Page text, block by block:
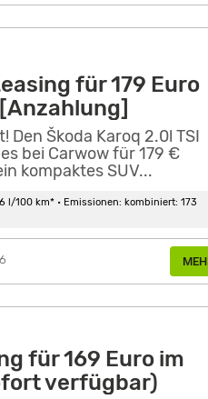
für 179 Euro
Den Škoda Karoq 2.0l TSI
bei Carwow für 179 €
kompaktes SUV...
l/100 km* • Emissionen: kombiniert: 173
für 169 Euro im
verfügbar)